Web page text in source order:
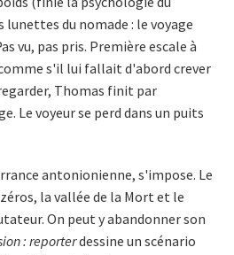
du nomade : le voyage
vu, pas pris. Première escale à
s'il lui fallait d'abord crever
Thomas finit par
Le voyeur se perd dans un puits
antonionienne, s'impose. Le
la vallée de la Mort et le
On peut y abandonner son
: reporterdessine un scénario